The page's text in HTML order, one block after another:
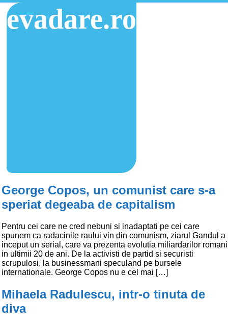
evadare.ro
George Copos, un comunist care s-a
speriat degeaba de capitalism
Pentru cei care ne cred nebuni si inadaptati pe cei care
spunem ca radacinile raului vin din comunism, ziarul Gandul a
inceput un serial, care va prezenta evolutia miliardarilor romani
in ultimii 20 de ani. De la activisti de partid si securisti
scrupulosi, la businessmani speculand pe bursele
internationale. George Copos nu e cel mai […]
Mihaela Radulescu, intr-o tinuta de
diva